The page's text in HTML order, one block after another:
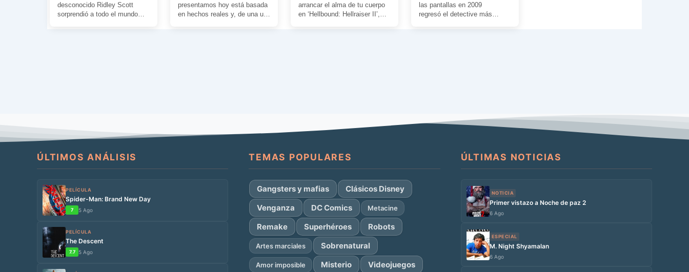
desconocido Ridley Scott
sorprendió a todo el mundo
presentamos hoy está basada
en hechos reales y, de una u
arrancar el alma de tu cuerpo
en ‘Hellbound: Hellraiser II’,
las pantallas en 2009
regresó el detective más
ÚLTIMOS ANÁLISIS
PELÍCULA
Spider-Man: Brand New Day
7 5 Ago
PELÍCULA
The Descent
7.7 5 Ago
TEMAS POPULARES
Gangsters y mafias
Clásicos Disney
Venganza
DC Comics Metacine
Remake Superhéroes Robots
Artes marciales Sobrenatural
Amor imposible Misterio Videojuegos
ÚLTIMAS NOTICIAS
NOTICIA
Primer vistazo a Noche de paz 2
6 Ago
ESPECIAL
M. Night Shyamalan
6 Ago